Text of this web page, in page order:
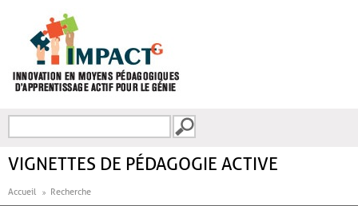
FORMULAIRE DE
VIGNETTES DE PÉDAGOGIE ACTIVE
Accueil Recherche